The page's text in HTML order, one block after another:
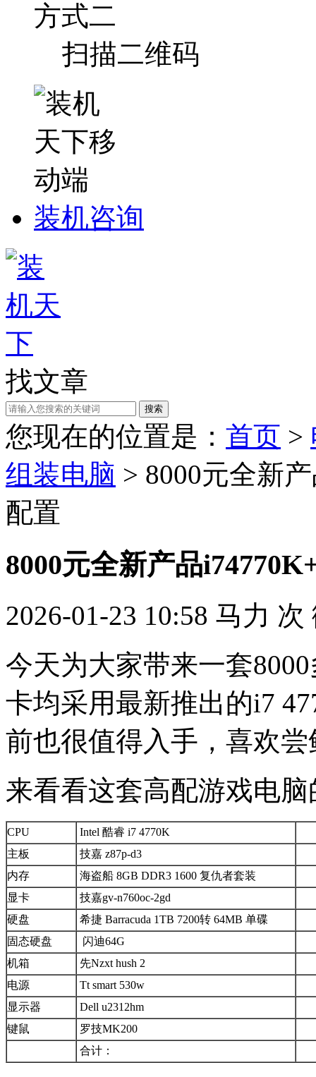
方式二
扫描二维码
装机咨询
找文章
搜索
您现在的位置是： 首页 >
组装电脑 > 8000元全新
配置
8000元全新产品
2026-01-23 10:58 马力 次
今天为大家带来一套
卡均采用最新推出的i7
前也很值得入手，喜欢
来看看这套高配游戏电
CPU
Intel 酷睿 i7 4770K
主板
技嘉 z87p-d3
内存
海盗船 8GB DDR3 1600 复仇者套装
显卡
技嘉gv-n760oc-2gd
硬盘
希捷 Barracuda 1TB 7200转 64MB 单碟
固态硬盘
闪迪64G
机箱
先Nzxt hush 2
电源
Tt smart 530w
显示器
Dell u2312hm
键鼠
罗技MK200
合计：